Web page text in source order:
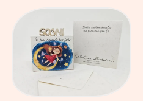
AGGIUNGI AL
CARRELLO